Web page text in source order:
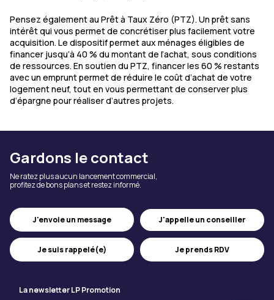
Pensez également au Prêt à Taux Zéro (PTZ). Un prêt sans
intérêt qui vous permet de concrétiser plus facilement votre
acquisition. Le dispositif permet aux ménages éligibles de
financer jusqu’à 40 % du montant de l’achat, sous conditions
de ressources. En soutien du PTZ, financer les 60 % restants
avec un emprunt permet de réduire le coût d’achat de votre
logement neuf, tout en vous permettant de conserver plus
d’épargne pour réaliser d’autres projets.
Gardons le contact
Ne ratez plus aucun lancement commercial,
profitez de bons plans et restez informé.
J'envoie un message J'appelle un conseiller
Je suis rappelé(e) Je prends RDV
La newsletter LP Promotion